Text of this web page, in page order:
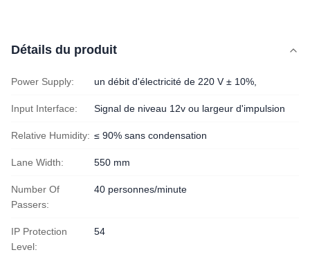
Détails du produit
Power Supply: un débit d'électricité de 220 V ± 10%,
Input Interface: Signal de niveau 12v ou largeur d'impulsion
Relative Humidity: ≤ 90% sans condensation
Lane Width: 550 mm
Number Of
Passers:
40 personnes/minute
IP Protection
Level:
54